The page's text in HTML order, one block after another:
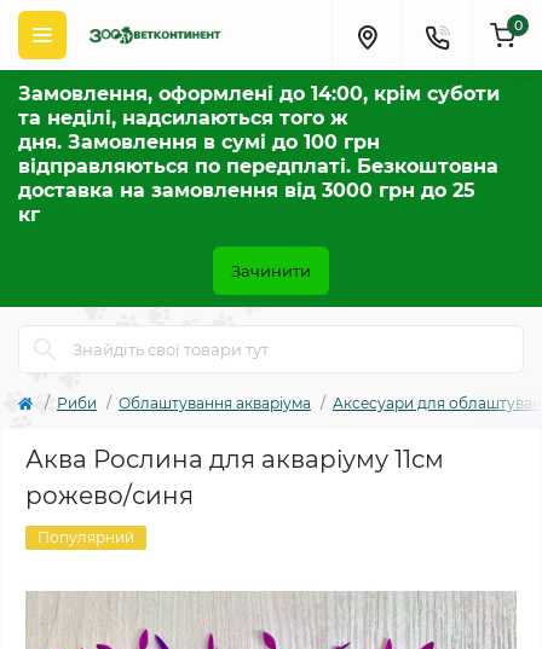
Замовлення, оформлені до 14:00, крім суботи
та неділі, надсилаються того ж
дня. Замовлення в сумі до 100 грн
відправляються по передплаті. Безкоштовна
доставка на замовлення від 3000 грн до 25
кг
Зачинити
0
Риби Облаштування акваріума Аксесуари для
Аква Рослина для акваріуму 11см
рожево/синя
Популярний